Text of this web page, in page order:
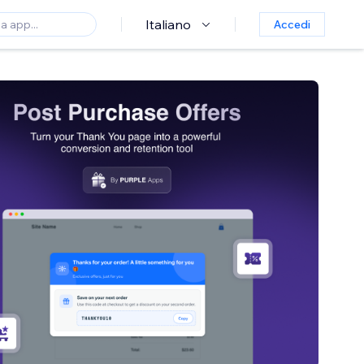
Italiano Accedi